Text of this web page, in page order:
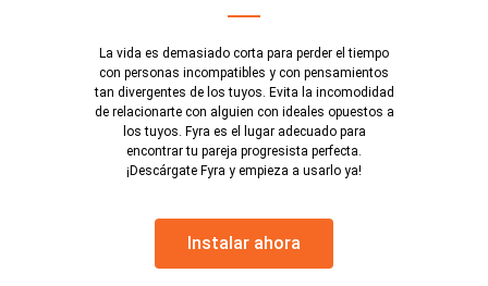
La vida es demasiado corta para perder el tiempo
con personas incompatibles y con pensamientos
tan divergentes de los tuyos. Evita la incomodidad
de relacionarte con alguien con ideales opuestos a
los tuyos. Fyra es el lugar adecuado para
encontrar tu pareja progresista perfecta.
¡Descárgate Fyra y empieza a usarlo ya!
Instalar ahora